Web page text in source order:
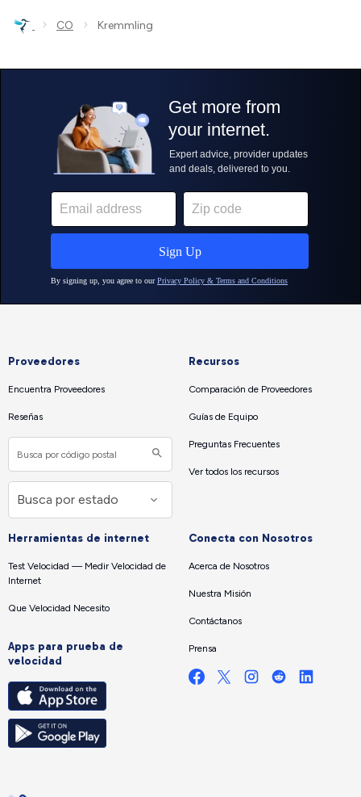
› CO › Kremmling
Proveedores
Encuentra Proveedores
Reseñas
Recursos
Comparación de Proveedores
Guías de Equipo
Preguntas Frecuentes
Ver todos los recursos
Herramientas de internet
Test Velocidad — Medir Velocidad de
Internet
Que Velocidad Necesito
Apps para prueba de
velocidad
Conecta con Nosotros
Acerca de Nosotros
Nuestra Misión
Contáctanos
Prensa